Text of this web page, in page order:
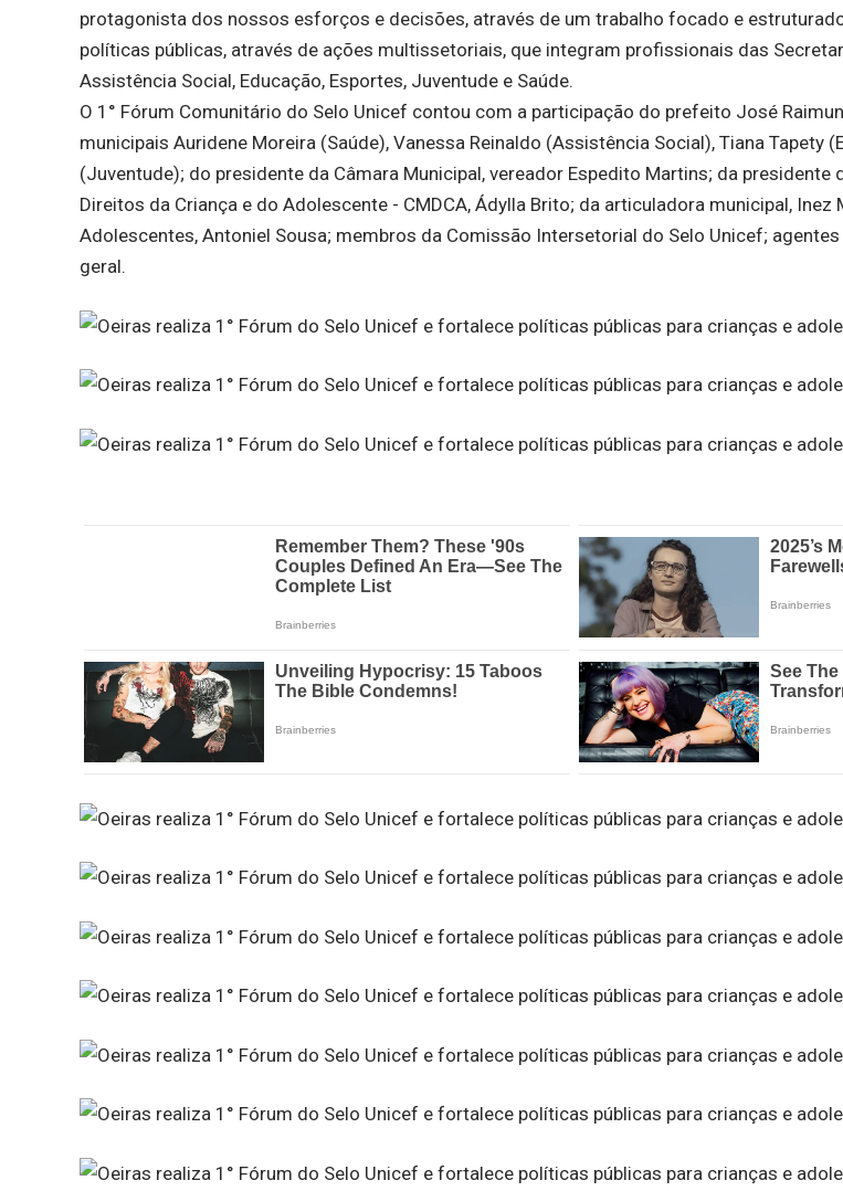
protagonista dos nossos esforços e decisões, através de um trabalho focado e
políticas públicas, através de ações multissetoriais, que integram profissionais das
Assistência Social, Educação, Esportes, Juventude e Saúde.
O 1° Fórum Comunitário do Selo Unicef contou com a participação do prefeito José
municipais Auridene Moreira (Saúde), Vanessa Reinaldo (Assistência Social), Tiana Tapety
(Juventude); do presidente da Câmara Municipal, vereador Espedito Martins; da presidente
Direitos da Criança e do Adolescente - CMDCA, Ádylla Brito; da articuladora municipal,
Adolescentes, Antoniel Sousa; membros da Comissão Intersetorial do Selo Unicef;
geral.